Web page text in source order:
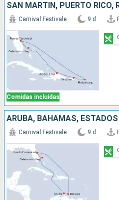
Comidas incluidas
Carnival Festivale 9 d
ARUBA, BAHAMAS,
Carnival Festivale 9 d